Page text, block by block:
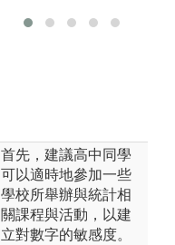
首先，建議高中同學
可以適時地參加一些
學校所舉辦與統計相
關課程與活動，以建
立對數字的敏感度。